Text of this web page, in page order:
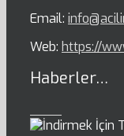
Email:
Web: https://
Haberler…